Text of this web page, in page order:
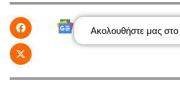
Ακολουθήστε μας